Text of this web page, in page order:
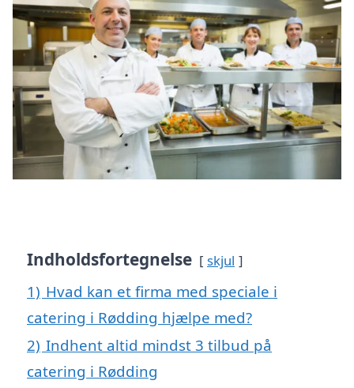
Indholdsfortegnelse skjul
1) Hvad kan et firma med speciale i
catering i Rødding hjælpe med?
2) Indhent altid mindst 3 tilbud på
catering i Rødding